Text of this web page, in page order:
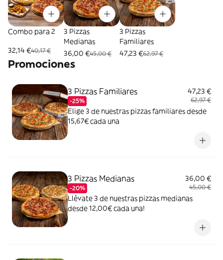
Combo para 2
32,14 €40,17 €
3 Pizzas
Medianas
36,00 €45,00 €
3 Pizzas
Familiares
47,23 €62,97 €
Promociones
3 Pizzas Familiares
-25%
47,23 €
62,97 €
Elige 3 de nuestras pizzas familiares desde
15,67€ cada una
3 Pizzas Medianas
-20%
36,00 €
45,00 €
Llévate 3 de nuestras pizzas medianas
desde 12,00€ cada una!